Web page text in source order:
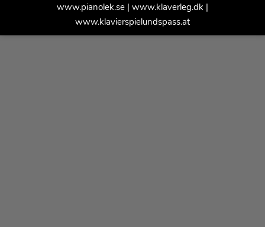
www.pianolek.se| www.klaverleg.dk|
www.klavierspielundspass.at